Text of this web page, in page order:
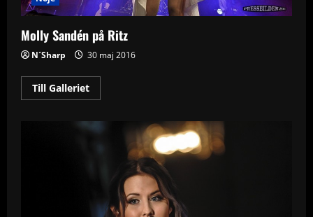
Molly Sandén på Ritz
N´Sharp 30 maj 2016
Till GallerietRead
more
på
Ritz